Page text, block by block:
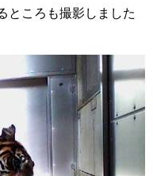
ところも撮影しました